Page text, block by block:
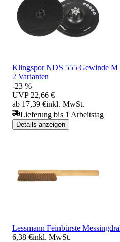
Klingspor NDS 555 Gewinde M
2 Varianten
-23 %
UVP 22,66 €
ab 17,39 €inkl. MwSt.
Lieferung bis 1 Arbeitstag
Details anzeigen
Lessmann Feinbürste
6,38 €inkl. MwSt.